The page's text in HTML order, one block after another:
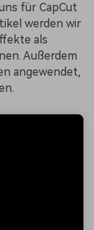
für CapCut
werden wir
als
Außerdem
angewendet,